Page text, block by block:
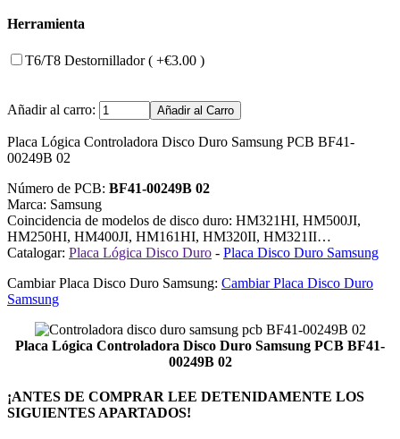
Herramienta
T6/T8 Destornillador ( +€3.00 )
Añadir al carro:
Placa Lógica Controladora Disco Duro Samsung PCB BF41-
00249B 02
Número de PCB: BF41-00249B 02
Marca: Samsung
Coincidencia de modelos de disco duro: HM321HI, HM500JI,
HM250HI, HM400JI, HM161HI, HM320II, HM321II…
Catalogar: Placa Lógica Disco Duro - Placa Disco Duro Samsung
Cambiar Placa Disco Duro Samsung: Cambiar Placa Disco Duro
Samsung
Placa Lógica Controladora Disco Duro Samsung PCB BF41-
00249B 02
¡ANTES DE COMPRAR LEE DETENIDAMENTE LOS
SIGUIENTES APARTADOS!